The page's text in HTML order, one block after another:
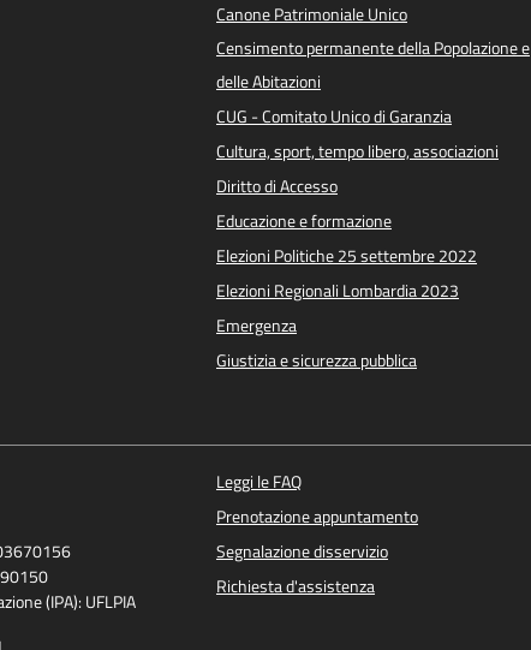
Canone Patrimoniale Unico
Censimento permanente della Popolazione e
delle Abitazioni
CUG - Comitato Unico di Garanzia
Cultura, sport, tempo libero, associazioni
Diritto di Accesso
Educazione e formazione
Elezioni Politiche 25 settembre 2022
Elezioni Regionali Lombardia 2023
Emergenza
Giustizia e sicurezza pubblica
(IPA): UFLPIA
Leggi le FAQ
Prenotazione appuntamento
Segnalazione disservizio
Richiesta d'assistenza